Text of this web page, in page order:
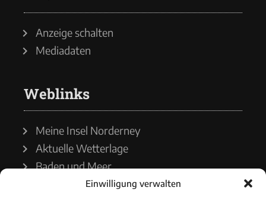
Einwilligung verwalten
Anzeige schalten
Mediadaten
Weblinks
Meine Insel Norderney
Aktuelle Wetterlage
Baden und Meer